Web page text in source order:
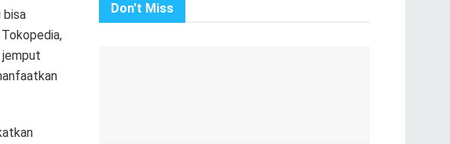
bisa
jemput
Don't Miss